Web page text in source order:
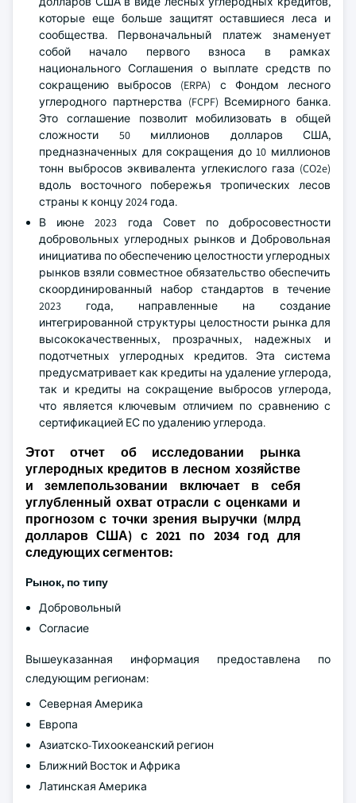
которые еще больше защитят оставшиеся леса и
сообщества. Первоначальный платеж знаменует
собой начало первого взноса в рамках
национального Соглашения о выплате средств по
сокращению выбросов (ERPA) с Фондом лесного
углеродного партнерства (FCPF) Всемирного банка.
Это соглашение позволит мобилизовать в общей
сложности 50 миллионов долларов США,
предназначенных для сокращения до 10 миллионов
тонн выбросов эквивалента углекислого газа (CO2e)
вдоль восточного побережья тропических лесов
страны к концу 2024 года.
В июне 2023 года Совет по добросовестности
добровольных углеродных рынков и Добровольная
инициатива по обеспечению целостности углеродных
рынков взяли совместное обязательство обеспечить
скоординированный набор стандартов в течение
2023 года, направленные на создание
интегрированной структуры целостности рынка для
высококачественных, прозрачных, надежных и
подотчетных углеродных кредитов. Эта система
предусматривает как кредиты на удаление углерода,
так и кредиты на сокращение выбросов углерода,
что является ключевым отличием по сравнению с
сертификацией ЕС по удалению углерода.
Этот отчет об исследовании рынка
углеродных кредитов в лесном хозяйстве
и землепользовании включает в себя
углубленный охват отрасли с оценками и
прогнозом с точки зрения выручки (млрд
долларов США) с 2021 по 2034 год для
следующих сегментов:
Рынок, по типу
Добровольный
Согласие
Вышеуказанная информация предоставлена по
следующим регионам:
Северная Америка
Европа
Азиатско-Тихоокеанский регион
Ближний Восток и Африка
Латинская Америка